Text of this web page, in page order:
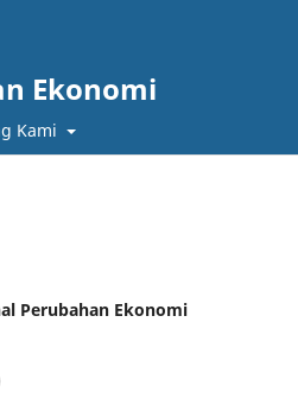
Ekonomi
Kami
Perubahan Ekonomi